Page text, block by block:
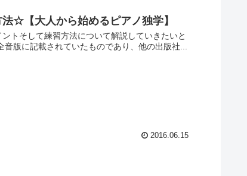
☆【大人から始めるピアノ独学】
トそして練習方法について解説していきたいと
版に記載されていたものであり、他の出版社...
2016.06.15